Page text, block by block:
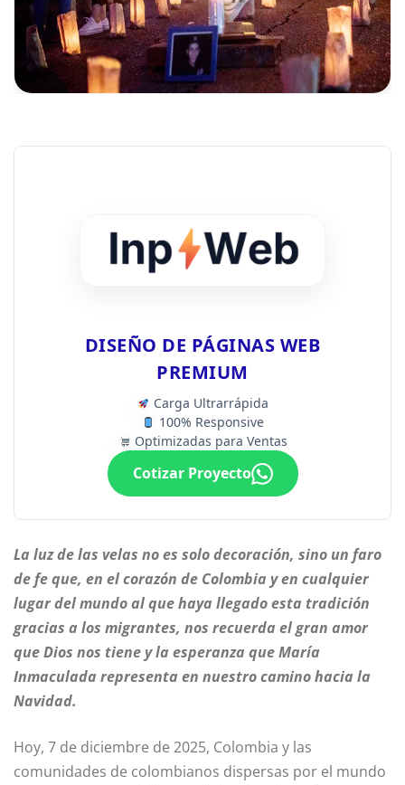
DISEÑO DE PÁGINAS WEB
PREMIUM
Carga Ultrarrápida
100% Responsive
Optimizadas para Ventas
Cotizar Proyecto
La luz de las velas no es solo decoración, sino un faro
de fe que, en el corazón de Colombia y en cualquier
lugar del mundo al que haya llegado esta tradición
gracias a los migrantes, nos recuerda el gran amor
que Dios nos tiene y la esperanza que María
Inmaculada representa en nuestro camino hacia la
Navidad.
Hoy, 7 de diciembre de 2025, Colombia y las
comunidades de colombianos dispersas por el mundo